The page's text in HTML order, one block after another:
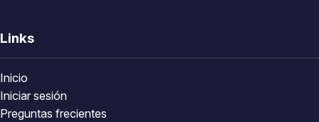
Links
Inicio
Iniciar sesión
Preguntas frecientes